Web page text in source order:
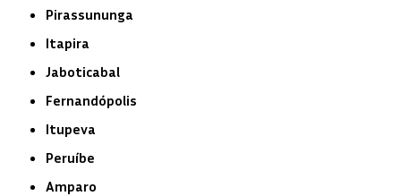
Pirassununga
Itapira
Jaboticabal
Fernandópolis
Itupeva
Peruíbe
Amparo